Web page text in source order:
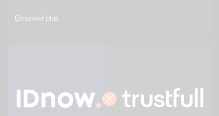
En savoir plus